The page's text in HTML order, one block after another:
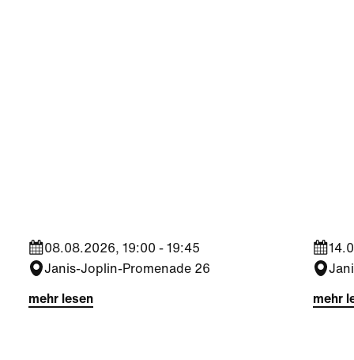
08.08.2026, 19:00 - 19:45
Janis-Joplin-Promenade 26
mehr lesen mehr